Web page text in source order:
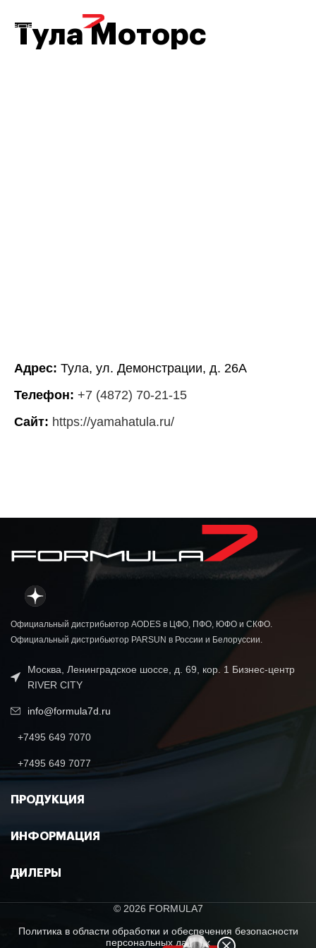
Тула Моторс
Адрес: Тула, ул. Демонстрации, д. 26А
Телефон: +7 (4872) 70-21-15
Сайт: https://yamahatula.ru/
Официальный дистрибьютор AODES в ЦФО, ПФО, ЮФО и СКФО.
Официальный дистрибьютор PARSUN в России и Белоруссии.
Москва, Ленинградское шоссе, д. 69, кор. 1 Бизнес-центр
RIVER CITY
info@formula7d.ru
+7495 649 7070
+7495 649 7077
ПРОДУКЦИЯ
ИНФОРМАЦИЯ
ДИЛЕРЫ
© 2026 FORMULA7
Политика в области обработки и обеспечения безопасности
персональных данных